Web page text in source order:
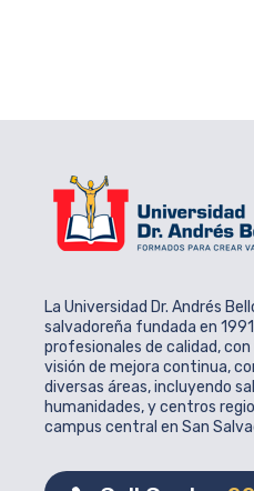
La Universidad Dr. Andrés
salvadoreña fundada en
profesionales de calidad,
visión de mejora continua,
diversas áreas, incluyendo
humanidades, y centros
campus central en San